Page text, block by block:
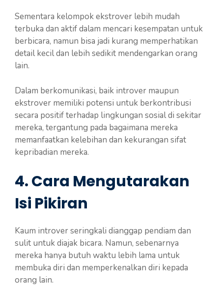
Sementara kelompok ekstrover lebih mudah
terbuka dan aktif dalam mencari kesempatan untuk
berbicara, namun bisa jadi kurang memperhatikan
detail kecil dan lebih sedikit mendengarkan orang
lain.
Dalam berkomunikasi, baik introver maupun
ekstrover memiliki potensi untuk berkontribusi
secara positif terhadap lingkungan sosial di sekitar
mereka, tergantung pada bagaimana mereka
memanfaatkan kelebihan dan kekurangan sifat
kepribadian mereka.
4. Cara Mengutarakan
Isi Pikiran
Kaum introver seringkali dianggap pendiam dan
sulit untuk diajak bicara. Namun, sebenarnya
mereka hanya butuh waktu lebih lama untuk
membuka diri dan memperkenalkan diri kepada
orang lain.